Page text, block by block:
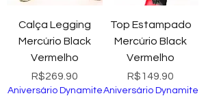
Calça Legging
Mercúrio Black
Vermelho
Price
R$269.90
Aniversário Dynamite
Top Estampado
Mercúrio Black
Vermelho
Price
R$149.90
Aniversário Dynamite